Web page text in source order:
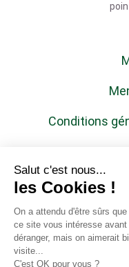
Conditions